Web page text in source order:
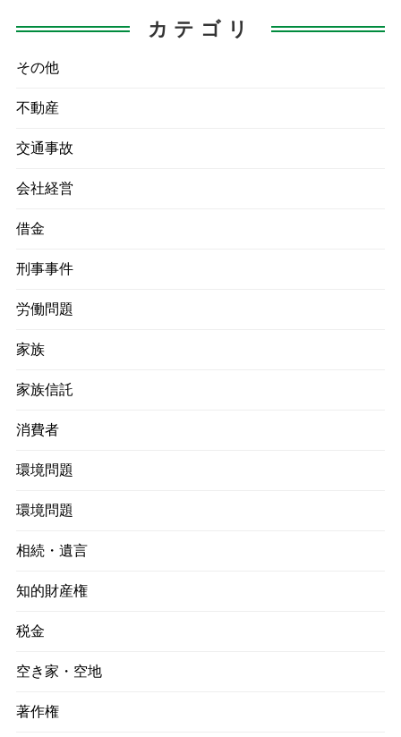
カテゴリ
その他
不動産
交通事故
会社経営
借金
刑事事件
労働問題
家族
家族信託
消費者
環境問題
環境問題
相続・遺言
知的財産権
税金
空き家・空地
著作権